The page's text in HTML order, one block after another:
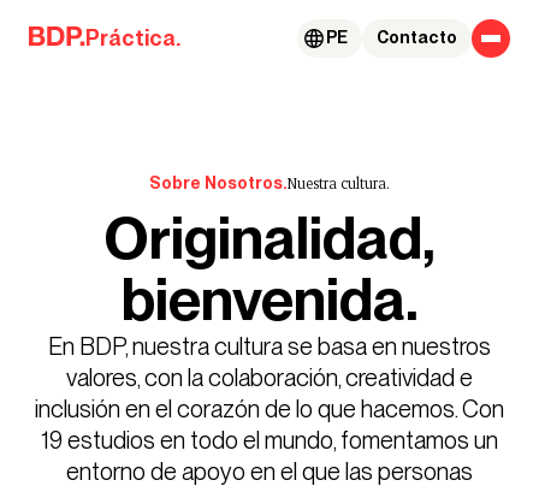
Skip to content
Práctica. Contacto
PE
Sobre Nosotros.Nuestra cultura.
Originalidad,
bienvenida.
En BDP, nuestra cultura se basa en nuestros
valores, con la colaboración, creatividad e
inclusión en el corazón de lo que hacemos. Con
19 estudios en todo el mundo, fomentamos un
entorno de apoyo en el que las personas